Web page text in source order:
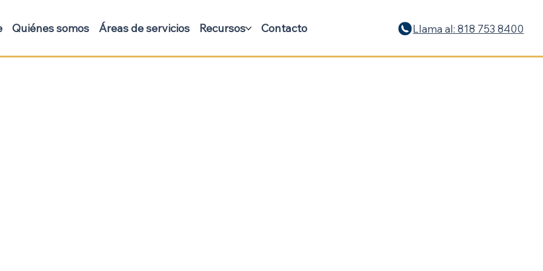
Quiénes somos Áreas de servicios Recursos Contacto Llama al: 818 753 8400